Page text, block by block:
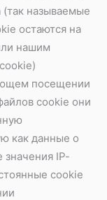
(так называемые
остаются на
нашим
посещении
cookie они
как данные о
IP-
cookie